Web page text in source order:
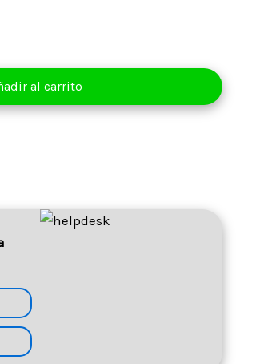
al carrito